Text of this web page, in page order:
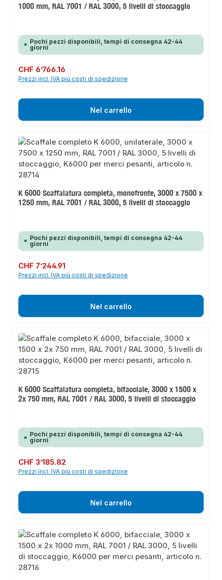
1000 mm, RAL 7001 / RAL 3000, 5 livelli di stoccaggio
Pochi pezzi disponibili, tempi di consegna 42-44
giorni
Prezzo normale:
CHF 6’766.16
Prezzi incl. IVA più costi di spedizione
Nel carrello
K 6000 Scaffalatura completa, monofronte, 3000 x 7500 x
1250 mm, RAL 7001 / RAL 3000, 5 livelli di stoccaggio
Pochi pezzi disponibili, tempi di consegna 42-44
giorni
Prezzo normale:
CHF 7’244.91
Prezzi incl. IVA più costi di spedizione
Nel carrello
K 6000 Scaffalatura completa, bifacciale, 3000 x 1500 x
2x 750 mm, RAL 7001 / RAL 3000, 5 livelli di stoccaggio
Pochi pezzi disponibili, tempi di consegna 42-44
giorni
Prezzo normale:
CHF 3’185.82
Prezzi incl. IVA più costi di spedizione
Nel carrello